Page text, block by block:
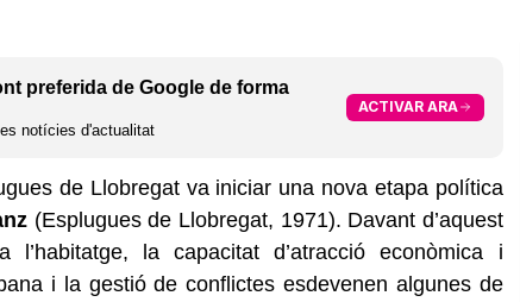
preferida de Google de forma
notícies d'actualitat
ACTIVAR ARA
de Llobregat va iniciar una nova etapa política
(Esplugues de Llobregat, 1971). Davant d’aquest
l’habitatge, la capacitat d’atracció econòmica i
i la gestió de conflictes esdevenen algunes de